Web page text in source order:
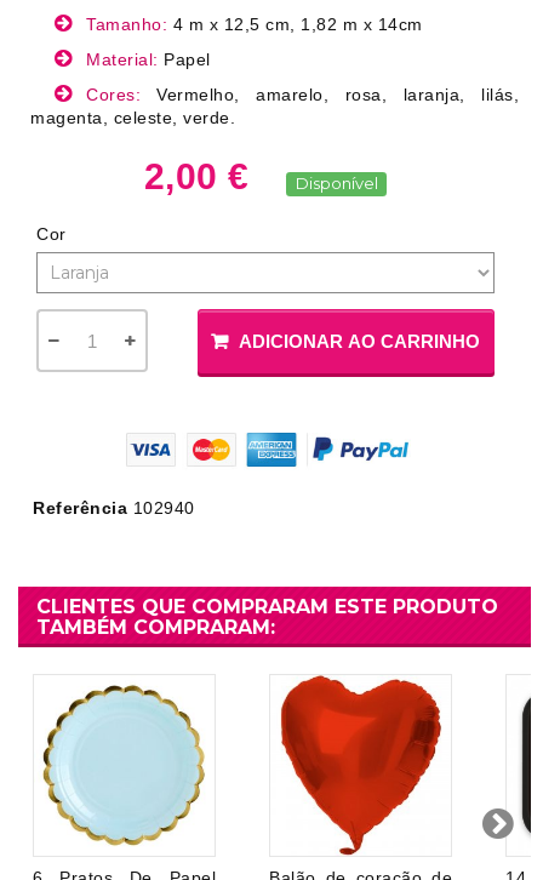
Tamanho: 4 m x 12,5 cm, 1,82 m x 14cm
Material: Papel
Cores:Vermelho, amarelo, rosa, laranja, lilás,
magenta, celeste, verde.
2,00 € Disponível
Cor
ADICIONAR AO CARRINHO
Referência 102940
CLIENTES QUE COMPRARAM ESTE PRODUTO
TAMBÉM COMPRARAM: